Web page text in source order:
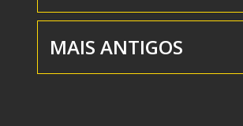
MAIS ANTIGOS